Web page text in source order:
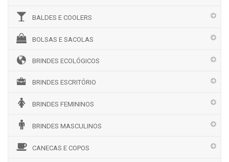
BALDES E COOLERS
BOLSAS E SACOLAS
BRINDES ECOLÓGICOS
BRINDES ESCRITÓRIO
BRINDES FEMININOS
BRINDES MASCULINOS
CANECAS E COPOS